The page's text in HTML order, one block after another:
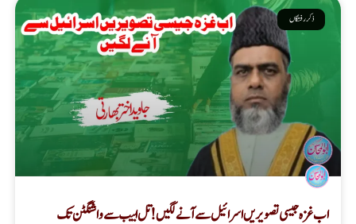
ذکر رفتگاں
اب غزہ جیسی تصویریں اسرائیل سے آنے لگیں!تل ابیب سے واشنگٹن تک